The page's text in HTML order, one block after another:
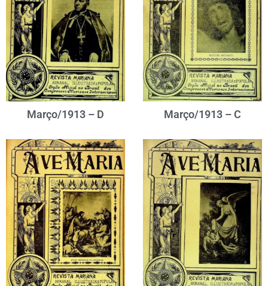
Março/1913 – D Março/1913 – C